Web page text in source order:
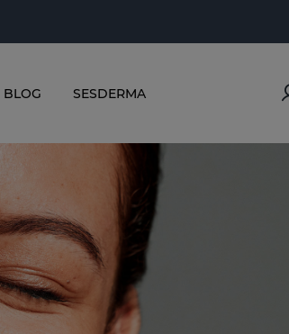
BLOG SESDERMA